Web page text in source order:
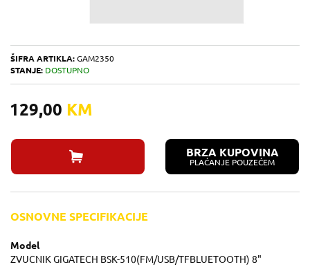
ŠIFRA ARTIKLA: GAM2350
STANJE: DOSTUPNO
129,00 KM
BRZA KUPOVINA
PLAĆANJE POUZEĆEM
OSNOVNE SPECIFIKACIJE
Model
ZVUCNIK GIGATECH BSK-510(FM/USB/TFBLUETOOTH) 8"